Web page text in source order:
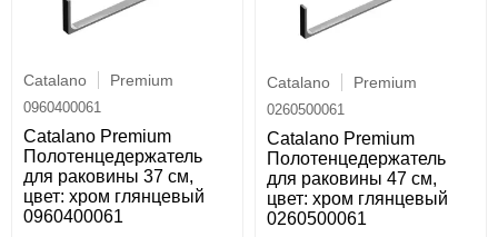
Catalano Premium
0960400061
Catalano Premium
Полотенцедержатель
для раковины 37 см,
цвет: хром глянцевый
0960400061
Catalano Premium
0260500061
Catalano Premium
Полотенцедержатель
для раковины 47 см,
цвет: хром глянцевый
0260500061